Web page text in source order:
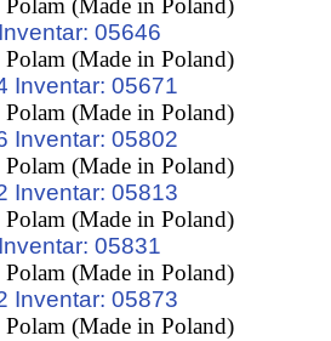
Polam (Made in Poland)
05646
Polam (Made in Poland)
Inventar: 05671
Polam (Made in Poland)
Inventar: 05802
Polam (Made in Poland)
Inventar: 05813
Polam (Made in Poland)
05831
Polam (Made in Poland)
Inventar: 05873
Polam (Made in Poland)